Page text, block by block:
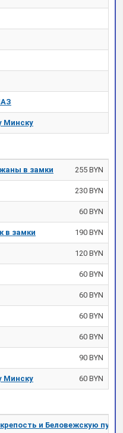
Минску
в замки 255 BYN
230 BYN
60 BYN
в замки 190 BYN
120 BYN
60 BYN
60 BYN
60 BYN
60 BYN
90 BYN
Минску 60 BYN
и Беловежскую пущу